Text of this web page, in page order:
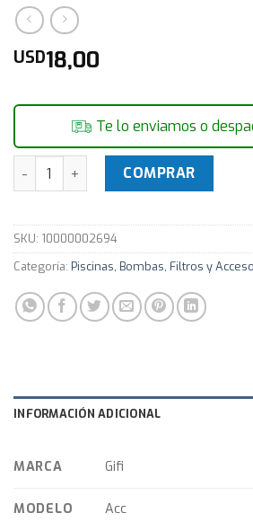
USD18,00
Te lo enviamos o
RECOGEHOJAS GIFI SUPERFICIE
COMPRAR
SKU: 10000002694
Categoría: Piscinas, Bombas, Filtros y
INFORMACIÓN ADICIONAL
MARCA Gifi
MODELO Acc